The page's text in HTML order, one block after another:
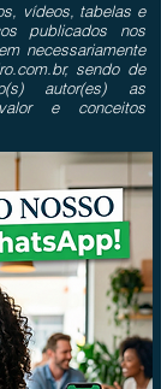
vídeos, tabelas e
publicados nos
necessariamente
sendo de
autor(es) as
e conceitos